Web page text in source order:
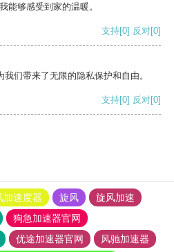
能够感受到家的温暖。
支持[0] 反对[0]
们带来了无限的隐私保护和自由。
支持[0] 反对[0]
加速度器 旋风
旋风加速
狗急加速器官网
优途加速器官网
风驰加速器